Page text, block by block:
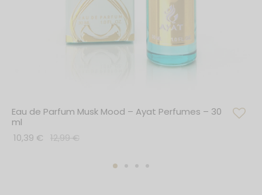
Eau de Parfum Musk Mood – Ayat Perfumes – 30
ml
10,39 € 12,99€